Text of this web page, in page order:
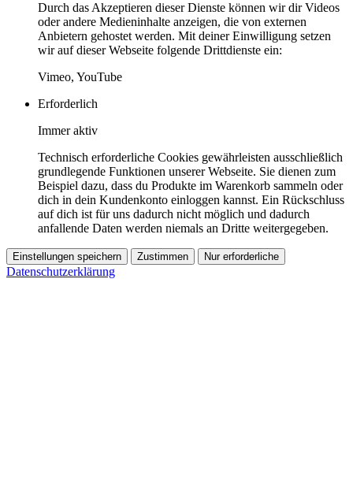
Durch das Akzeptieren dieser Dienste können wir dir Videos
oder andere Medieninhalte anzeigen, die von externen
Anbietern gehostet werden. Mit deiner Einwilligung setzen
wir auf dieser Webseite folgende Drittdienste ein:
Vimeo, YouTube
Erforderlich
Immer aktiv
Technisch erforderliche Cookies gewährleisten ausschließlich
grundlegende Funktionen unserer Webseite. Sie dienen zum
Beispiel dazu, dass du Produkte im Warenkorb sammeln oder
dich in dein Kundenkonto einloggen kannst. Ein Rückschluss
auf dich ist für uns dadurch nicht möglich und dadurch
anfallende Daten werden niemals an Dritte weitergegeben.
Einstellungen speichern Zustimmen Nur erforderliche
Datenschutzerklärung